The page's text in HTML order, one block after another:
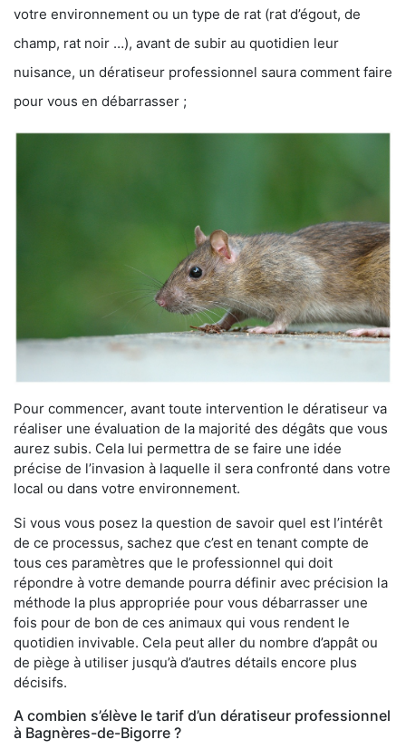
votre environnement ou un type de rat (rat d’égout, de
champ, rat noir …), avant de subir au quotidien leur
nuisance, un dératiseur professionnel saura comment faire
pour vous en débarrasser ;
Pour commencer, avant toute intervention le dératiseur va
réaliser une évaluation de la majorité des dégâts que vous
aurez subis. Cela lui permettra de se faire une idée
précise de l’invasion à laquelle il sera confronté dans votre
local ou dans votre environnement.
Si vous vous posez la question de savoir quel est l’intérêt
de ce processus, sachez que c’est en tenant compte de
tous ces paramètres que le professionnel qui doit
répondre à votre demande pourra définir avec précision la
méthode la plus appropriée pour vous débarrasser une
fois pour de bon de ces animaux qui vous rendent le
quotidien invivable. Cela peut aller du nombre d’appât ou
de piège à utiliser jusqu’à d’autres détails encore plus
décisifs.
A combien s’élève le tarif d’un dératiseur professionnel
à Bagnères-de-Bigorre ?